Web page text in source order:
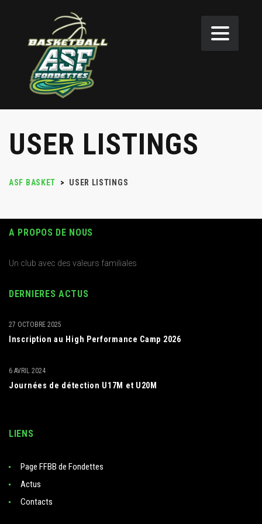
USER LISTINGS
ASF BASKET > USER LISTINGS
A PROPOS DE NOUS
Un club avec des valeurs familiales
DERNIERES ACTUS
Inscription au High Performance Camp 2026
27 OCTOBRE 2025
Journées de détection U17M et U20M
6 AVRIL 2024
LIENS
Page FFBB de Fondettes
Actus
Contacts